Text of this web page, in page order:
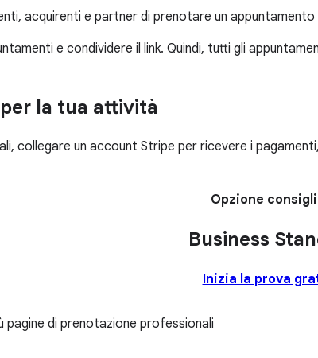
acquirenti e partner di prenotare un
e condividere il link. Quindi, tutti gli
la tua attività
collegare un account Stripe per ricevere i
Opzione
Business
Inizia la prova
pagine di prenotazione professionali